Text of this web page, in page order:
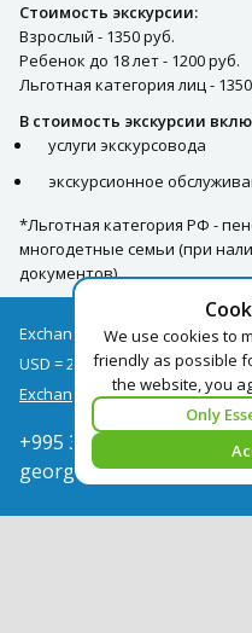
Стоимость экскурсии:
Взрослый - 1350 руб.
Ребенок до 18 лет - 1200 руб.
Льготная категория лиц -
В стоимость экскурсии
услуги экскурсовода
экскурсионное
*Льготная категория РФ -
многодетные семьи (при
документов)
We use cookies to
friendly as possible
the website, you
Only
Exchange rates as of 09/08
USD = 2.67
EUR = 3.09
Exchange rate archive
+995 322050666
georgia@pegast.ge